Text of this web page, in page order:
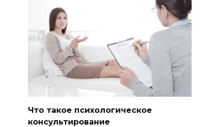
Что такое психологическое
консультирование